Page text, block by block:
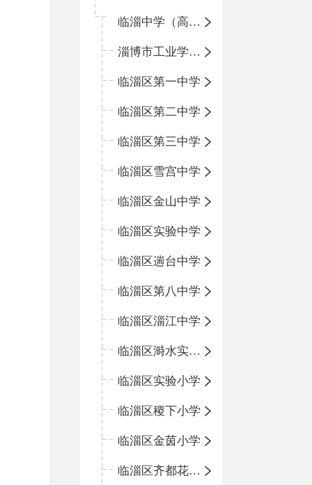
临淄中学（高中）
淄博市工业学校（中职学校）
临淄区第一中学
临淄区第二中学
临淄区第三中学
临淄区雪宫中学
临淄区金山中学
临淄区实验中学
临淄区遄台中学
临淄区第八中学
临淄区淄江中学
临淄区溡水实验学校
临淄区实验小学
临淄区稷下小学
临淄区金茵小学
临淄区齐都花园小学